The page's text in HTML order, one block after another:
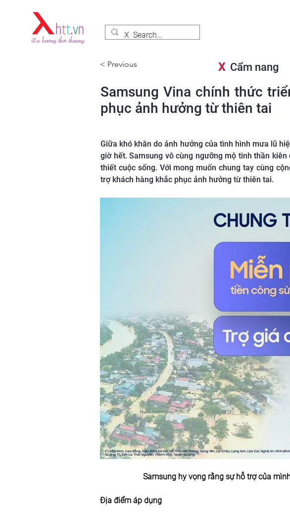
< Previous XCẩm nang
Samsung Vina chính thức
phục ảnh hưởng từ thiên tai
Giữa khó khăn do ảnh hưởng của tình hình mưa lũ
giờ hết. Samsung vô cùng ngưỡng mộ tinh thần
thiết cuộc sống. Với mong muốn chung tay cùng
trợ khách hàng khắc phục ảnh hưởng từ thiên tai.
Samsung hy vọng rằng sự hỗ trợ của
Địa điểm áp dụng